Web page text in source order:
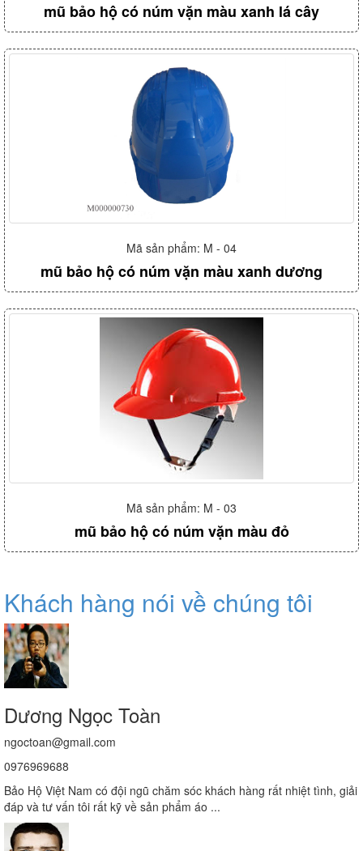
mũ bảo hộ có núm vặn màu xanh lá cây
Mã sản phẩm: M - 04
mũ bảo hộ có núm vặn màu xanh dương
Mã sản phẩm: M - 03
mũ bảo hộ có núm vặn màu đỏ
Khách hàng nói về chúng tôi
Dương Ngọc Toàn
ngoctoan@gmail.com
0976969688
Bảo Hộ Việt Nam có đội ngũ chăm sóc khách hàng rất nhiệt tình, giải
đáp và tư vấn tôi rất kỹ về sản phẩm áo ...